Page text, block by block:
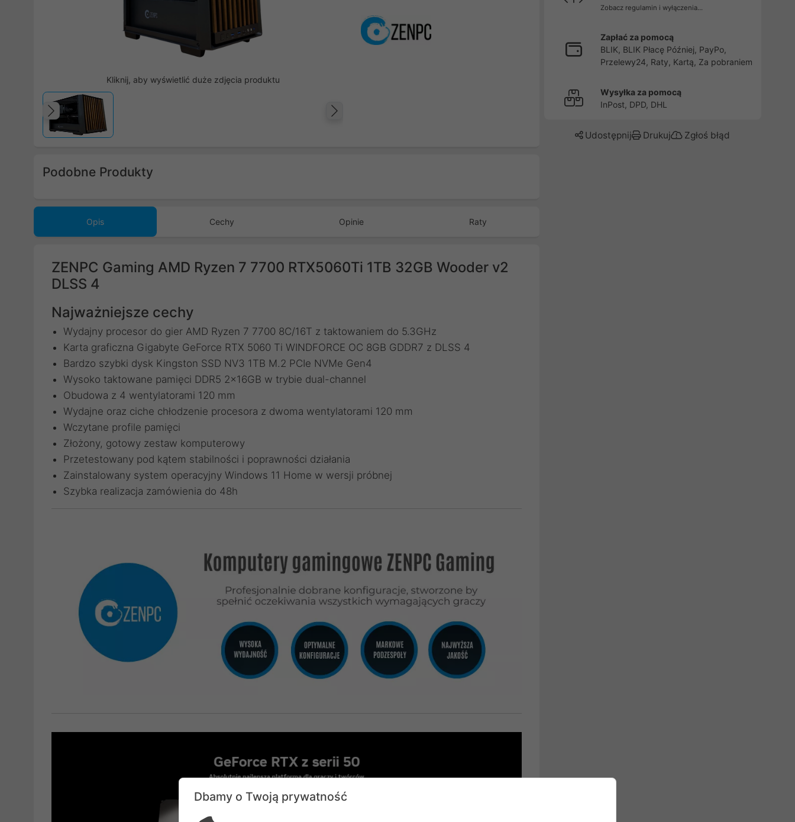
Kliknij, aby wyświetlić duże zdjęcia produktu
Poprzedni
Podobne Produkty
Opis Cechy Opinie Raty
ZENPC Gaming AMD Ryzen 7 7700 RTX5060Ti 1TB 32GB Wooder v2
DLSS 4
Najważniejsze cechy
Wydajny procesor do gier AMD Ryzen 7 7700 8C/16T z taktowaniem do 5.3GHz
Karta graficzna Gigabyte GeForce RTX 5060 Ti WINDFORCE OC 8GB GDDR7 z DLSS 4
Bardzo szybki dysk Kingston SSD NV3 1TB M.2 PCIe NVMe Gen4
Wysoko taktowane pamięci DDR5 2x16GB w trybie dual-channel
Obudowa z 4 wentylatorami 120 mm
Wydajne oraz ciche chłodzenie procesora z dwoma wentylatorami 120 mm
Wczytane profile pamięci
Złożony, gotowy zestaw komputerowy
Przetestowany pod kątem stabilności i poprawności działania
Zainstalowany system operacyjny Windows 11 Home w wersji próbnej
Szybka realizacja zamówienia do 48h
Zobacz regulamin i wyłączenia...
Zapłać za pomocą
BLIK, BLIK Płacę Później, PayPo,
Przelewy24, Raty, Kartą, Za pobraniem
Wysyłka za pomocą
InPost, DPD, DHL
Udostępnij Drukuj Zgłoś błąd
Dbamy o Twoją prywatność